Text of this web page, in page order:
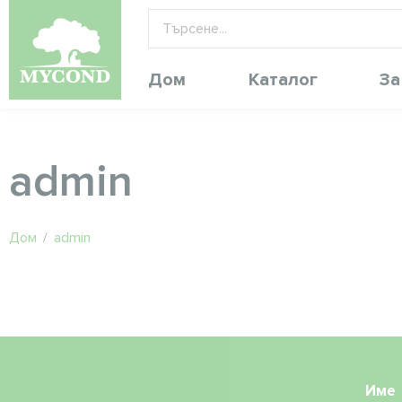
Дом Каталог
admin
Дом / admin
Име